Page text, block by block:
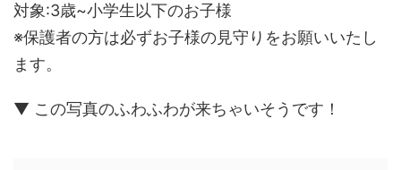
対象:3歳~小学生以下のお子様
※保護者の方は必ずお子様の見守りをお願いいたし
ます。
▼ この写真のふわふわが来ちゃいそうです！